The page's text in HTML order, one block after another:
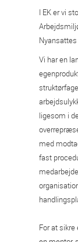
I EK er vi
Vi har en
ligesom i
med
fast
For at